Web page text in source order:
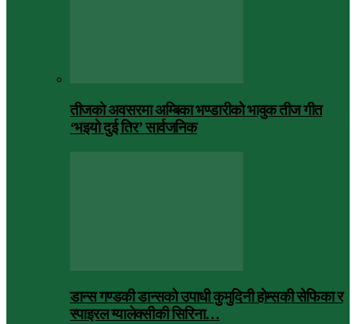
तीजको अवसरमा अम्बिका भण्डारीको भावुक तीज गीत
‘भइयो दुई तिर’ सार्वजनिक
डान्स गण्डकी डान्सको उपाधी कुमुदिनी होम्सकी सेफिका र
स्पाइरल ग्यालेक्सीकी सिरिना…